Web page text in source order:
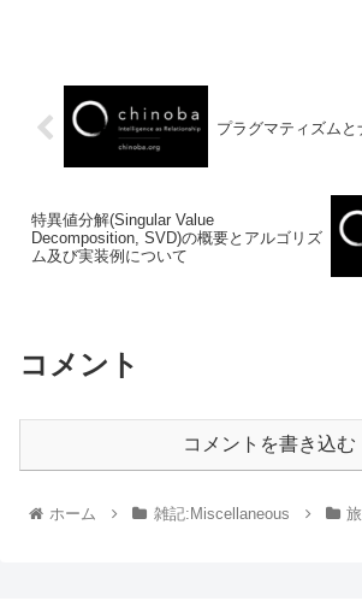
プラグマティズム
特異値分解(Singular Value
Decomposition, SVD)の概要とアルゴリズ
ム及び実装例について
コメント
コメントを書き込む
ホーム 雑記:Miscellaneous 旅